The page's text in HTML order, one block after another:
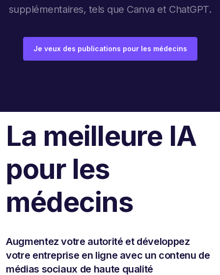
supplémentaires, tels que Canva et ChatGPT.
Je veux des publications pour les médecins
La meilleure IA
pour les
médecins
Augmentez votre autorité et développez
votre entreprise en ligne avec un contenu de
médias sociaux de haute qualité